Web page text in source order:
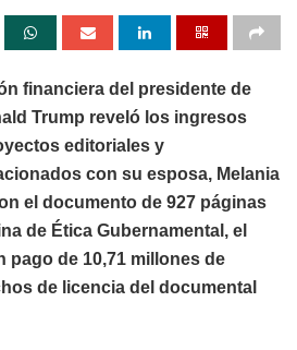
financiera del presidente de
Trump reveló los ingresos
editoriales y
con su esposa, Melania
el documento de 927 páginas
de Ética Gubernamental, el
pago de 10,71 millones de
de licencia del documental